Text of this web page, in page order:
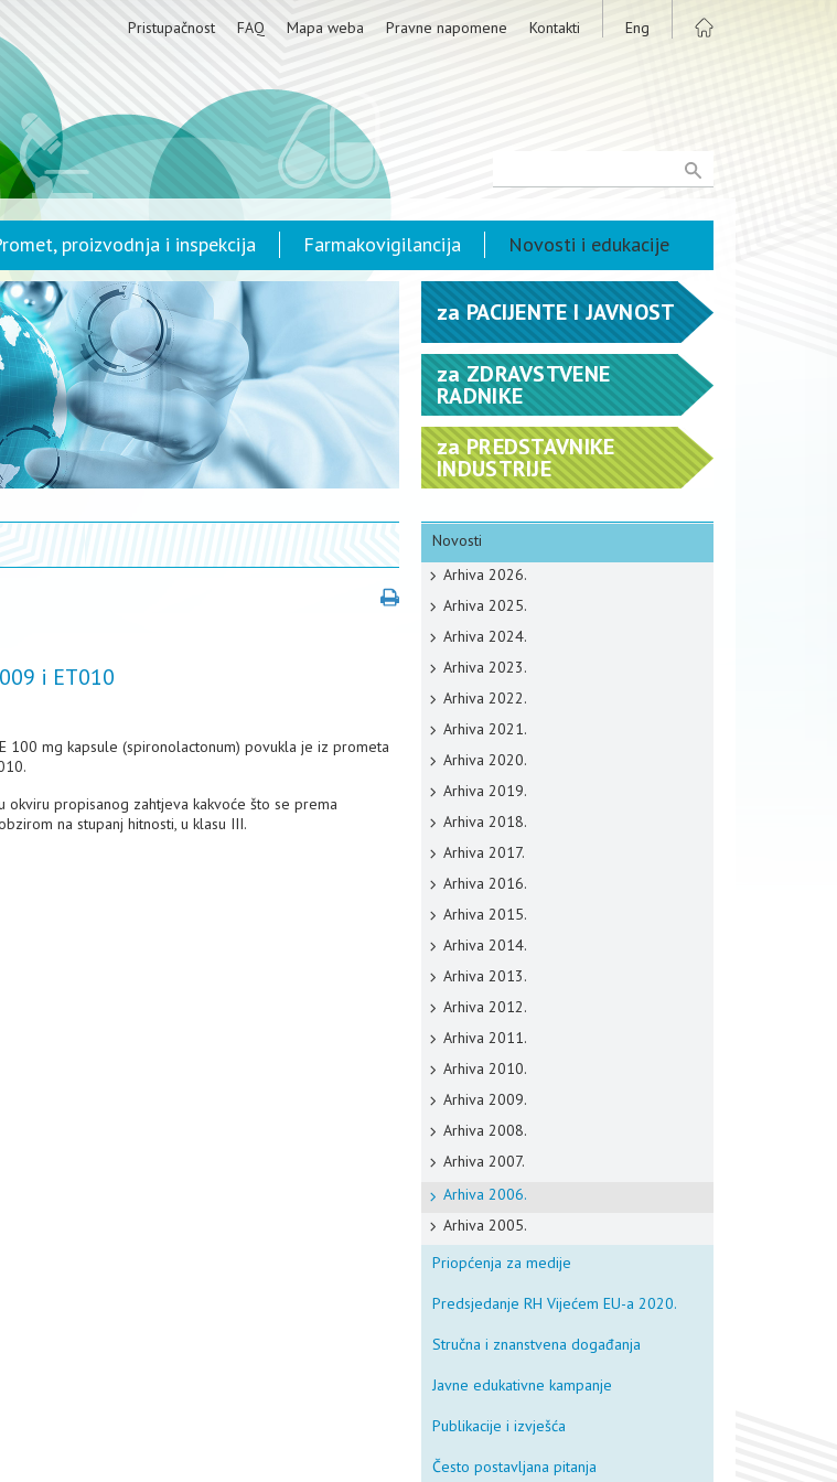
Pristupačnost FAQ Mapa weba Pravne napomene Kontakti Eng
proizvodnja i inspekcija Farmakovigilancija Novosti i edukacije
i ET010
100 mg kapsule (spironolactonum) povukla je iz prometa
propisanog zahtjeva kakvoće što se prema
na stupanj hitnosti, u klasu III.
za PACIJENTE I JAVNOST
za ZDRAVSTVENE
RADNIKE
zaPREDSTAVNIKE
INDUSTRIJE
Novosti
Arhiva 2026.
Arhiva 2025.
Arhiva 2024.
Arhiva 2023.
Arhiva 2022.
Arhiva 2021.
Arhiva 2020.
Arhiva 2019.
Arhiva 2018.
Arhiva 2017.
Arhiva 2016.
Arhiva 2015.
Arhiva 2014.
Arhiva 2013.
Arhiva 2012.
Arhiva 2011.
Arhiva 2010.
Arhiva 2009.
Arhiva 2008.
Arhiva 2007.
Arhiva 2006.
Arhiva 2005.
Priopćenja za medije
Predsjedanje RH Vijećem EU-a 2020.
Stručna i znanstvena događanja
Javne edukativne kampanje
Publikacije i izvješća
Često postavljana pitanja